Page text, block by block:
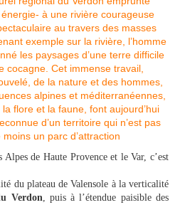
de Haute Provence et le Var, c’est
du plateau de Valensole à la verticalité
Verdon , puis à l’étendue paisible des